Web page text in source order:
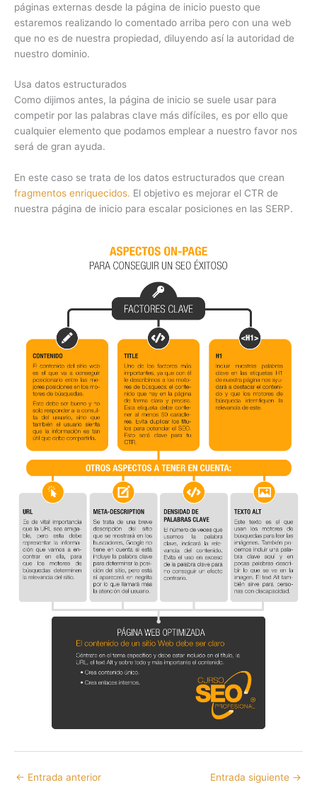
páginas externas desde la página de inicio puesto que
estaremos realizando lo comentado arriba pero con una web
que no es de nuestra propiedad, diluyendo así la autoridad de
nuestro dominio.
Usa datos estructurados
Como dijimos antes, la página de inicio se suele usar para
competir por las palabras clave más difíciles, es por ello que
cualquier elemento que podamos emplear a nuestro favor nos
será de gran ayuda.
En este caso se trata de los datos estructurados que crean
fragmentos enriquecidos. El objetivo es mejorar el CTR de
nuestra página de inicio para escalar posiciones en las SERP.
← Entrada anterior Entrada siguiente →